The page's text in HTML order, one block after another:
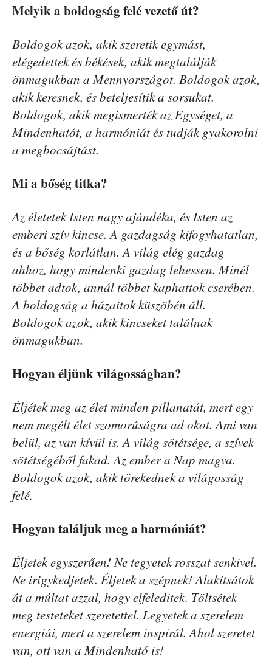
Melyik a boldogság felé vezető út?
Boldogok azok, akik szeretik egymást,
elégedettek és békések, akik megtalálják
önmagukban a Mennyországot. Boldogok azok,
akik keresnek, és beteljesítik a sorsukat.
Boldogok, akik megismerték az Egységet, a
Mindenhatót, a harmóniát és tudják gyakorolni
a megbocsájtást.
Mi a bőség titka?
Az életetek Isten nagy ajándéka, és Isten az
emberi szív kincse. A gazdagság kifogyhatatlan,
és a bőség korlátlan. A világ elég gazdag
ahhoz, hogy mindenki gazdag lehessen. Minél
többet adtok, annál többet kaphattok cserében.
A boldogság a házaitok küszöbén áll.
Boldogok azok, akik kincseket találnak
önmagukban.
Hogyan éljünk világosságban?
Éljétek meg az élet minden pillanatát, mert egy
nem megélt élet szomorúságra ad okot. Ami van
belül, az van kívül is. A világ sötétsége, a szívek
sötétségéből fakad. Az ember a Nap magva.
Boldogok azok, akik törekednek a világosság
felé.
Hogyan találjuk meg a harmóniát?
Éljetek egyszerűen! Ne tegyetek rosszat senkivel.
Ne irigykedjetek. Éljetek a szépnek! Alakítsátok
át a múltat azzal, hogy elfeleditek. Töltsétek
meg testeteket szeretettel. Legyetek a szerelem
energiái, mert a szerelem inspirál. Ahol szeretet
van, ott van a Mindenható is!